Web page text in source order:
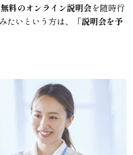
無料のオンライン説明会を随時行
たいという方は、「説明会を予